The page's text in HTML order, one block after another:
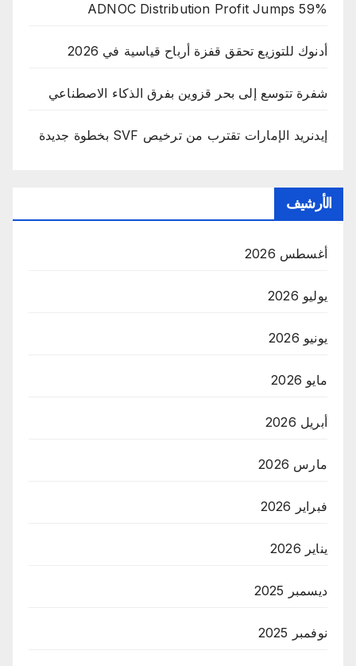
ADNOC Distribution Profit Jumps 59%
أدنوك للتوزيع تحقق قفزة أرباح قياسية في 2026
شفرة تتوسع إلى بحر قزوين بفرق الذكاء الاصطناعي
إيدنريد الإمارات تقترب من ترخيص SVF بخطوة جديدة
الأرشيف
أغسطس 2026
يوليو 2026
يونيو 2026
مايو 2026
أبريل 2026
مارس 2026
فبراير 2026
يناير 2026
ديسمبر 2025
نوفمبر 2025